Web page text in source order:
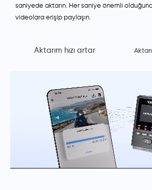
saniyede aktarın. Her saniye önemli
videolara erişip paylaşın.
Aktarım hızı artar